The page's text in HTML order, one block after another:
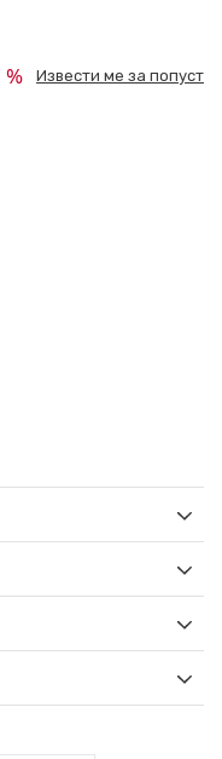
Извести ме за попуст